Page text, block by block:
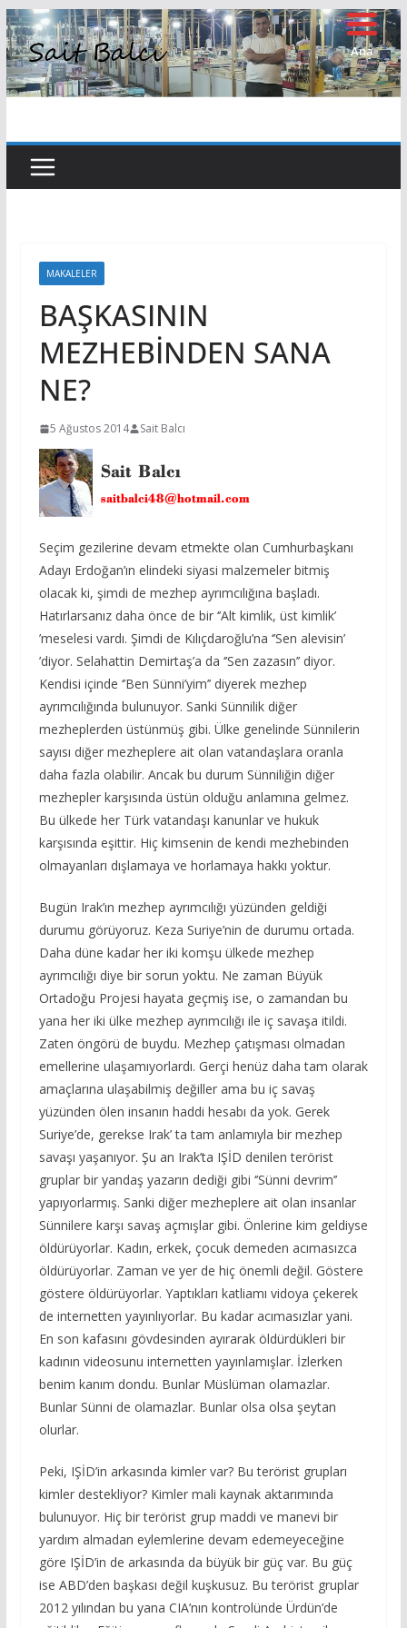
Skip
to
content
MAKALELER
BAŞKASININ
MEZHEBİNDEN SANA
NE?
5 Ağustos 2014 Sait Balcı
Seçim gezilerine devam etmekte olan Cumhurbaşkanı
Adayı Erdoğan’ın elindeki siyasi malzemeler bitmiş
olacak ki, şimdi de mezhep ayrımcılığına başladı.
Hatırlarsanız daha önce de bir ‘’Alt kimlik, üst kimlik’
’meselesi vardı. Şimdi de Kılıçdaroğlu’na ‘’Sen alevisin’
’diyor. Selahattin Demirtaş’a da ‘’Sen zazasın’’ diyor.
Kendisi içinde ‘’Ben Sünni’yim’’ diyerek mezhep
ayrımcılığında bulunuyor. Sanki Sünnilik diğer
mezheplerden üstünmüş gibi. Ülke genelinde Sünnilerin
sayısı diğer mezheplere ait olan vatandaşlara oranla
daha fazla olabilir. Ancak bu durum Sünniliğin diğer
mezhepler karşısında üstün olduğu anlamına gelmez.
Bu ülkede her Türk vatandaşı kanunlar ve hukuk
karşısında eşittir. Hiç kimsenin de kendi mezhebinden
olmayanları dışlamaya ve horlamaya hakkı yoktur.
Bugün Irak’ın mezhep ayrımcılığı yüzünden geldiği
durumu görüyoruz. Keza Suriye’nin de durumu ortada.
Daha düne kadar her iki komşu ülkede mezhep
ayrımcılığı diye bir sorun yoktu. Ne zaman Büyük
Ortadoğu Projesi hayata geçmiş ise, o zamandan bu
yana her iki ülke mezhep ayrımcılığı ile iç savaşa itildi.
Zaten öngörü de buydu. Mezhep çatışması olmadan
emellerine ulaşamıyorlardı. Gerçi henüz daha tam olarak
amaçlarına ulaşabilmiş değiller ama bu iç savaş
yüzünden ölen insanın haddi hesabı da yok. Gerek
Suriye’de, gerekse Irak’ ta tam anlamıyla bir mezhep
savaşı yaşanıyor. Şu an Irak’ta IŞİD denilen terörist
gruplar bir yandaş yazarın dediği gibi ‘’Sünni devrim’’
yapıyorlarmış. Sanki diğer mezheplere ait olan insanlar
Sünnilere karşı savaş açmışlar gibi. Önlerine kim geldiyse
öldürüyorlar. Kadın, erkek, çocuk demeden acımasızca
öldürüyorlar. Zaman ve yer de hiç önemli değil. Göstere
göstere öldürüyorlar. Yaptıkları katliamı vidoya çekerek
de internetten yayınlıyorlar. Bu kadar acımasızlar yani.
En son kafasını gövdesinden ayırarak öldürdükleri bir
kadının videosunu internetten yayınlamışlar. İzlerken
benim kanım dondu. Bunlar Müslüman olamazlar.
Bunlar Sünni de olamazlar. Bunlar olsa olsa şeytan
olurlar.
Peki, IŞİD’in arkasında kimler var? Bu terörist grupları
kimler destekliyor? Kimler mali kaynak aktarımında
bulunuyor. Hiç bir terörist grup maddi ve manevi bir
yardım almadan eylemlerine devam edemeyeceğine
göre IŞİD’in de arkasında da büyük bir güç var. Bu güç
ise ABD’den başkası değil kuşkusuz. Bu terörist gruplar
2012 yılından bu yana CIA’nın kontrolünde Ürdün’de
Ana
Sayfa